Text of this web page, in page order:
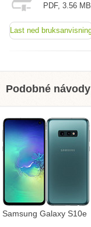
PDF, 3.56 MB
Last ned
Podobné návody
Samsung Galaxy S10e